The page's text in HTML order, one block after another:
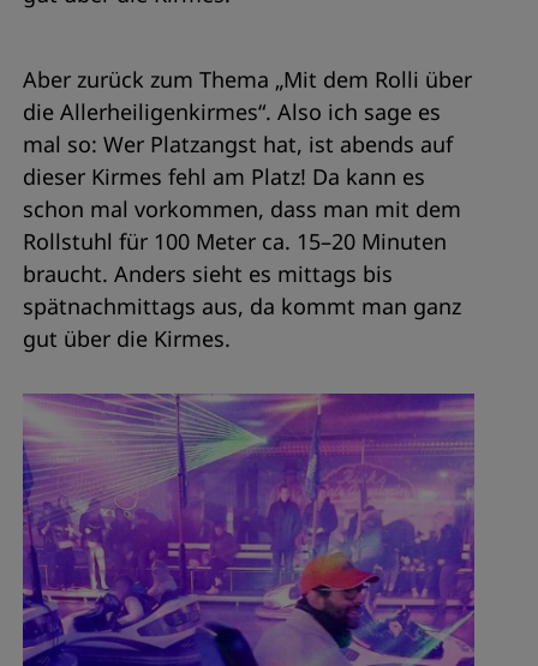
Aber zurück zum Thema „Mit dem Rolli über
die Allerheiligenkirmes“. Also ich sage es
mal so: Wer Platzangst hat, ist abends auf
dieser Kirmes fehl am Platz! Da kann es
schon mal vorkommen, dass man mit dem
Rollstuhl für 100 Meter ca. 15–20 Minuten
braucht. Anders sieht es mittags bis
spätnachmittags aus, da kommt man ganz
gut über die Kirmes.